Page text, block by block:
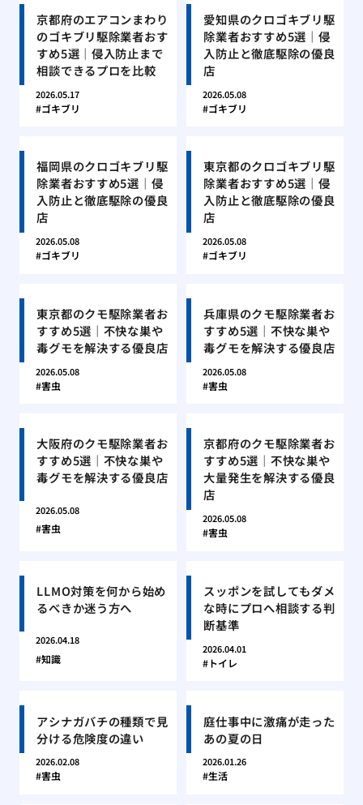
京都府のエアコンまわり
のゴキブリ駆除業者おす
すめ5選｜侵入防止まで
相談できるプロを比較
2026.05.17
ゴキブリ
愛知県のクロゴキブリ駆
除業者おすすめ5選｜侵
入防止と徹底駆除の優良
店
2026.05.08
ゴキブリ
福岡県のクロゴキブリ駆
除業者おすすめ5選｜侵
入防止と徹底駆除の優良
店
2026.05.08
ゴキブリ
東京都のクロゴキブリ駆
除業者おすすめ5選｜侵
入防止と徹底駆除の優良
店
2026.05.08
ゴキブリ
東京都のクモ駆除業者お
すすめ5選｜不快な巣や
毒グモを解決する優良店
2026.05.08
害虫
兵庫県のクモ駆除業者お
すすめ5選｜不快な巣や
毒グモを解決する優良店
2026.05.08
害虫
大阪府のクモ駆除業者お
すすめ5選｜不快な巣や
毒グモを解決する優良店
2026.05.08
害虫
京都府のクモ駆除業者お
すすめ5選｜不快な巣や
大量発生を解決する優良
店
2026.05.08
害虫
LLMO対策を何から始め
るべきか迷う方へ
2026.04.18
知識
スッポンを試してもダメ
な時にプロへ相談する判
断基準
2026.04.01
トイレ
アシナガバチの種類で見
分ける危険度の違い
2026.02.08
害虫
庭仕事中に激痛が走った
あの夏の日
2026.01.26
生活